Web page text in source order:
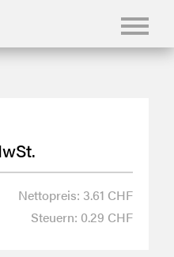
KARTEN
UNS
Nettopreis: 3.61 CHF
Steuern: 0.29 CHF